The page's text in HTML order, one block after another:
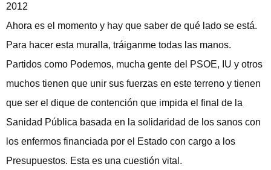
2012
Ahora es el momento y hay que saber de qué lado se está.
Para hacer esta muralla, tráiganme todas las manos.
Partidos como Podemos, mucha gente del PSOE, IU y otros
muchos tienen que unir sus fuerzas en este terreno y tienen
que ser el dique de contención que impida el final de la
Sanidad Pública basada en la solidaridad de los sanos con
los enfermos financiada por el Estado con cargo a los
Presupuestos. Esta es una cuestión vital.